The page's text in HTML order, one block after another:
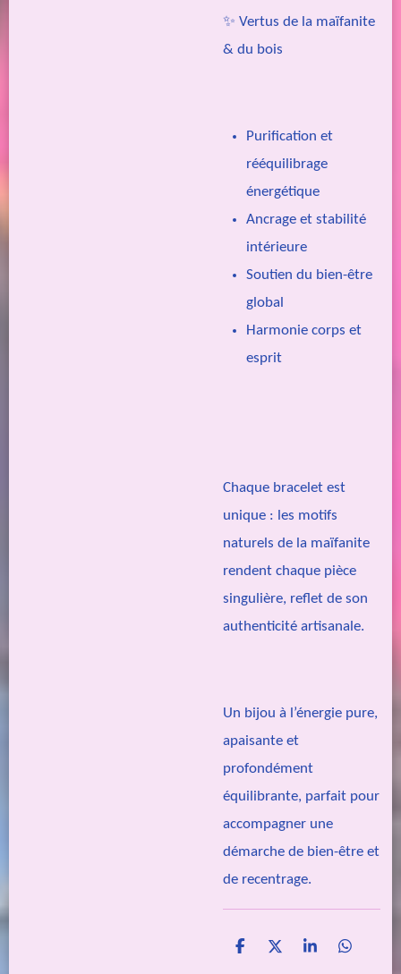
✨ Vertus de la maïfanite
& du bois
Purification et
rééquilibrage
énergétique
Ancrage et stabilité
intérieure
Soutien du bien-être
global
Harmonie corps et
esprit
Chaque bracelet est
unique : les motifs
naturels de la maïfanite
rendent chaque pièce
singulière, reflet de son
authenticité artisanale.
Un bijou à l’énergie pure,
apaisante et
profondément
équilibrante, parfait pour
accompagner une
démarche de bien-être et
de recentrage.
P
P
P
P